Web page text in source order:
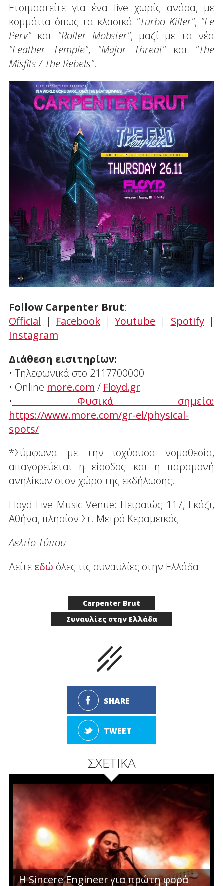
Ετοιμαστείτε για ένα live χωρίς ανάσα, με
κομμάτια όπως τα κλασικά "Turbo Killer", "Le
Perv"και "Roller Mobster", μαζί με τα νέα
"Leather Temple", "Major Threat"και "The
Misfits / The Rebels".
Follow Carpenter Brut:
Official | Facebook |Youtube | Spotify|
Instagram
Διάθεση εισιτηρίων:
• Τηλεφωνικά στο 2117700000
• Online more.com / Floyd.gr
•​ Φυσικά σημεία:
https://www.more.com/gr-el/physical-
spots/
*Σύμφωνα με την ισχύουσα νομοθεσία,
απαγορεύεται η είσοδος και η παραμονή
ανηλίκων στον χώρο της εκδήλωσης.
Floyd Live Music Venue: Πειραιώς 117, Γκάζι,
Αθήνα, πλησίον Στ. Μετρό Κεραμεικός
Δελτίο Τύπου
Δείτε εδώ όλες τις συναυλίες στην Ελλάδα.
Carpenter Brut
Συναυλίες στην Ελλάδα
SHARE
TWEET
ΣΧΕΤΙΚΑ
Η Sincere Engineer για πρώτη φορά